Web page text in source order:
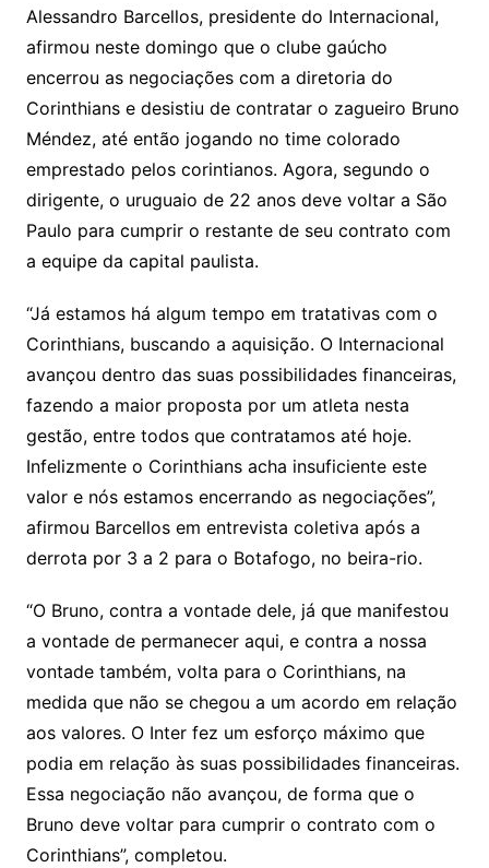
Alessandro Barcellos, presidente do Internacional,
afirmou neste domingo que o clube gaúcho
encerrou as negociações com a diretoria do
Corinthians e desistiu de contratar o zagueiro Bruno
Méndez, até então jogando no time colorado
emprestado pelos corintianos. Agora, segundo o
dirigente, o uruguaio de 22 anos deve voltar a São
Paulo para cumprir o restante de seu contrato com
a equipe da capital paulista.
“Já estamos há algum tempo em tratativas com o
Corinthians, buscando a aquisição. O Internacional
avançou dentro das suas possibilidades financeiras,
fazendo a maior proposta por um atleta nesta
gestão, entre todos que contratamos até hoje.
Infelizmente o Corinthians acha insuficiente este
valor e nós estamos encerrando as negociações”,
afirmou Barcellos em entrevista coletiva após a
derrota por 3 a 2 para o Botafogo, no beira-rio.
“O Bruno, contra a vontade dele, já que manifestou
a vontade de permanecer aqui, e contra a nossa
vontade também, volta para o Corinthians, na
medida que não se chegou a um acordo em relação
aos valores. O Inter fez um esforço máximo que
podia em relação às suas possibilidades financeiras.
Essa negociação não avançou, de forma que o
Bruno deve voltar para cumprir o contrato com o
Corinthians”, completou.